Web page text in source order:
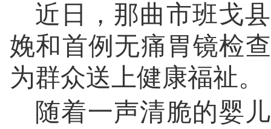
近日，那曲市班戈
娩和首例无痛胃镜检
为群众送上健康福祉。
随着一声清脆的婴